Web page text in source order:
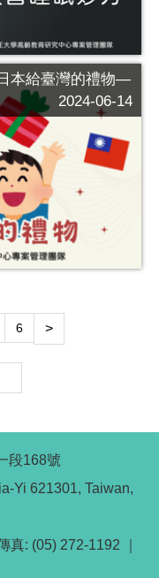
本給臺灣的禮物—
2024-06-14
6 >
段168號
Yi 621301, Taiwan,
: (05) 272-1192 ｜